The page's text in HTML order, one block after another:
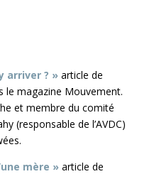
arriver ? »article de
le magazine Mouvement.
et membre du comité
(responsable de l’AVDC)
mère »article de